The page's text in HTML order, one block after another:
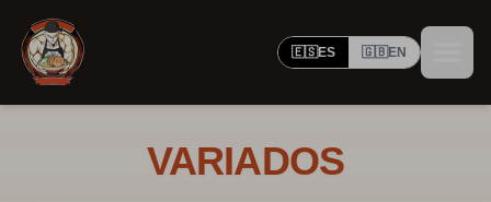
🇪🇸ES 🇬🇧 EN
VARIADOS